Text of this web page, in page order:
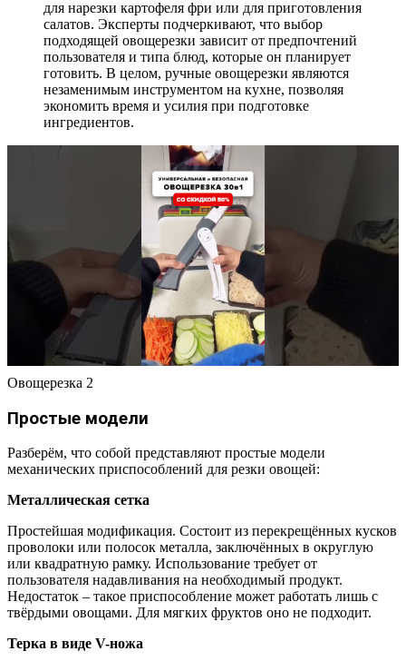
для нарезки картофеля фри или для приготовления
салатов. Эксперты подчеркивают, что выбор
подходящей овощерезки зависит от предпочтений
пользователя и типа блюд, которые он планирует
готовить. В целом, ручные овощерезки являются
незаменимым инструментом на кухне, позволяя
экономить время и усилия при подготовке
ингредиентов.
Овощерезка 2
Простые модели
Разберём, что собой представляют простые модели
механических приспособлений для резки овощей:
Металлическая сетка
Простейшая модификация. Состоит из перекрещённых кусков
проволоки или полосок металла, заключённых в округлую
или квадратную рамку. Использование требует от
пользователя надавливания на необходимый продукт.
Недостаток – такое приспособление может работать лишь с
твёрдыми овощами. Для мягких фруктов оно не подходит.
Терка в виде V-ножа